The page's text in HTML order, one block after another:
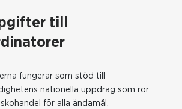
till
fungerar som stöd till
nationella uppdrag som rör
för alla ändamål,